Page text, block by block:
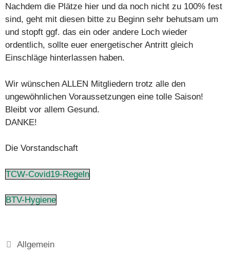
Nachdem die Plätze hier und da noch nicht zu 100% fest
sind, geht mit diesen bitte zu Beginn sehr behutsam um
und stopft ggf. das ein oder andere Loch wieder
ordentlich, sollte euer energetischer Antritt gleich
Einschläge hinterlassen haben.
Wir wünschen ALLEN Mitgliedern trotz alle den
ungewöhnlichen Voraussetzungen eine tolle Saison!
Bleibt vor allem Gesund.
DANKE!
Die Vorstandschaft
TCW-Covid19-Regeln
BTV-Hygiene
Kategorien
Allgemein